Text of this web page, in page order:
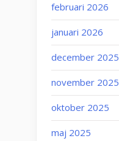
februari 2026
januari 2026
december 2025
november 2025
oktober 2025
maj 2025